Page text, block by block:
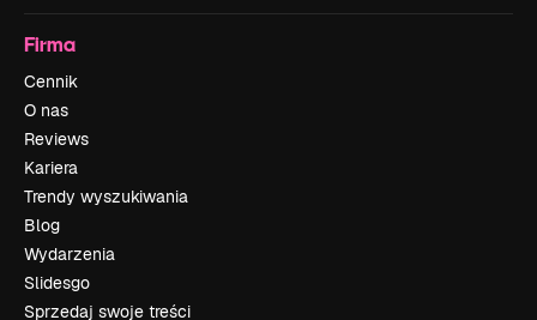
Firma
Cennik
O nas
Reviews
Kariera
Trendy wyszukiwania
Blog
Wydarzenia
Slidesgo
Sprzedaj swoje treści